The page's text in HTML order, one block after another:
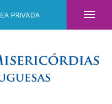
PRIVADA 